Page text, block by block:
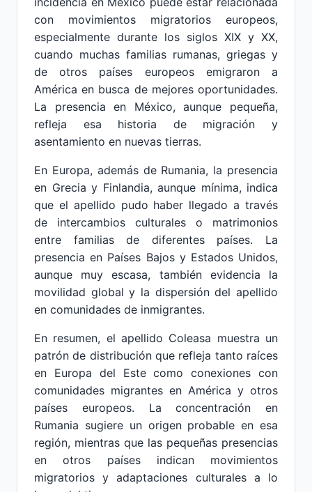
con movimientos migratorios europeos,
especialmente durante los siglos XIX y XX,
cuando muchas familias rumanas, griegas y
de otros países europeos emigraron a
América en busca de mejores oportunidades.
La presencia en México, aunque pequeña,
refleja esa historia de migración y
asentamiento en nuevas tierras.
En Europa, además de Rumania, la presencia
en Grecia y Finlandia, aunque mínima, indica
que el apellido pudo haber llegado a través
de intercambios culturales o matrimonios
entre familias de diferentes países. La
presencia en Países Bajos y Estados Unidos,
aunque muy escasa, también evidencia la
movilidad global y la dispersión del apellido
en comunidades de inmigrantes.
En resumen, el apellido Coleasa muestra un
patrón de distribución que refleja tanto raíces
en Europa del Este como conexiones con
comunidades migrantes en América y otros
países europeos. La concentración en
Rumania sugiere un origen probable en esa
región, mientras que las pequeñas presencias
en otros países indican movimientos
migratorios y adaptaciones culturales a lo